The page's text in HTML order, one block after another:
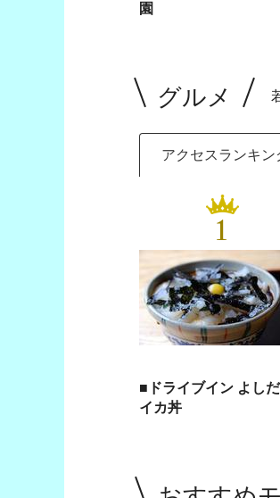
園
グルメ
アクセスランキン
1
■ドライブイン よし
イカ丼